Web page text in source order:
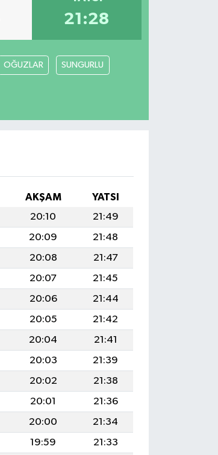
21:28
OĞUZLAR SUNGURLU
AKŞAM
YATSI
20:10
21:49
20:09
21:48
20:08
21:47
20:07
21:45
20:06
21:44
20:05
21:42
20:04
21:41
20:03
21:39
20:02
21:38
20:01
21:36
20:00
21:34
19:59
21:33